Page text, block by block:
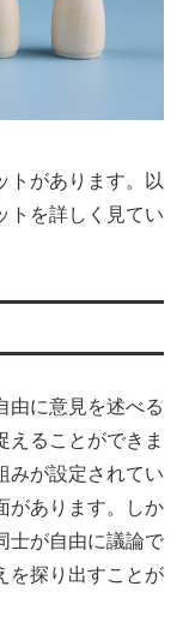
トがあります。以
トを詳しく見てい
由に意見を述べる
えることができま
みが設定されてい
があります。しか
士が自由に議論で
を探り出すことが